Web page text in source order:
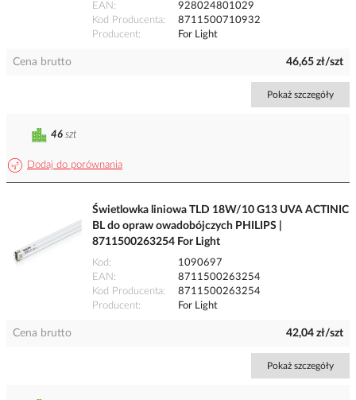
EAN
928024801029
Kod Producenta
8711500710932
Producent
For Light
Cena brutto 46,65 zł/szt
Pokaż szczegóły
Dodaj do porównania
46 szt
Świetlowka liniowa TLD 18W/10 G13 UVA ACTINIC
BL do opraw owadobójczych PHILIPS |
8711500263254 For Light
Kod
1090697
EAN
8711500263254
Kod Producenta
8711500263254
Producent
For Light
Cena brutto 42,04 zł/szt
Pokaż szczegóły